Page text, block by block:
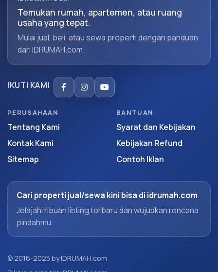
Temukan rumah, apartemen, atau ruang
usaha yang tepat.
Mulai jual, beli, atau sewa properti dengan panduan
dari IDRUMAH.com.
IKUTI KAMI
PERUSAHAAN
Tentang Kami
Kontak Kami
Sitemap
BANTUAN
Syarat dan Kebijakan
Kebijakan Refund
Contoh Iklan
Cari properti jual/sewa kini bisa di idrumah.com
Jelajahi ribuan listing terbaru dan wujudkan rencana
pindahmu.
© 2016-2025 by IDRUMAH.com